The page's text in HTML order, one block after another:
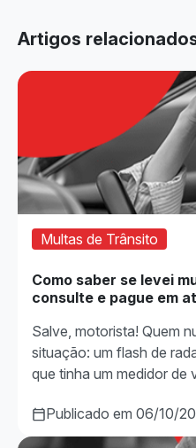
Artigos
Multas de Trânsito
Como saber se levei
consulte e pague em
Salve, motorista! Quem
situação: um flash de
que tinha um medidor de
Publicado em 06/10/